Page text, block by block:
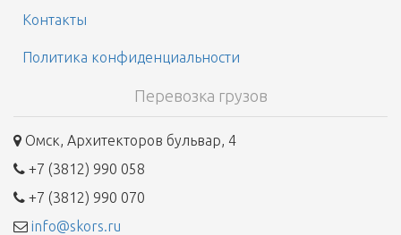
Контакты
Политика конфиденциальности
Перевозка грузов
Омск, Архитекторов бульвар, 4
+7 (3812) 990 058
+7 (3812) 990 070
info@skors.ru